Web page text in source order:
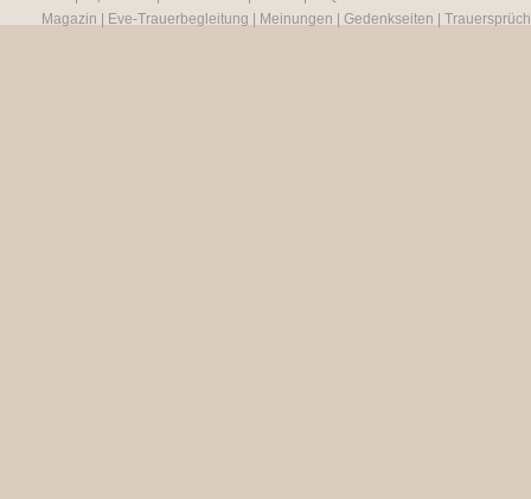
Magazin
Eve-Trauerbegleitung Meinungen Gedenkseiten